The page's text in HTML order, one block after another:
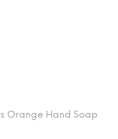
Orange Hand Soap